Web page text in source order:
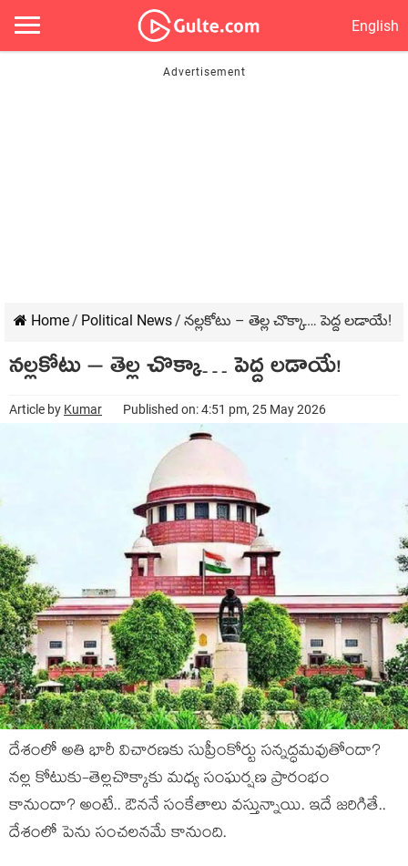
English
Home/ Political News/ న‌ల్ల‌కోటు – తెల్ల చొక్కా… పెద్ద ల‌డాయే!
న‌ల్ల‌కోటు – తెల్ల చొక్కా… పెద్ద ల‌డాయే!
Article by Kumar Published on: 4:51 pm, 25 May 2026
దేశంలో అతి భారీ విచార‌ణ‌కు సుప్రీంకోర్టు స‌న్న‌ద్ధ‌మ‌వుతోందా?
న‌ల్ల కోటుకు-తెల్ల‌చొక్కాకు మ‌ధ్య సంఘ‌ర్ష‌ణ ప్రారంభం
కానుందా? అంటే.. ఔన‌నే సంకేతాలు వ‌స్తున్నాయి. ఇదే జ‌రిగితే..
దేశంలో పెను సంచ‌ల‌న‌మే కానుంది.